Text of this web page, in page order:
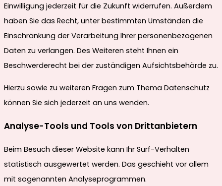
Einwilligung jederzeit für die Zukunft widerrufen. Außerdem
haben Sie das Recht, unter bestimmten Umständen die
Einschränkung der Verarbeitung Ihrer personenbezogenen
Daten zu verlangen. Des Weiteren steht Ihnen ein
Beschwerderecht bei der zuständigen Aufsichtsbehörde zu.
Hierzu sowie zu weiteren Fragen zum Thema Datenschutz
können Sie sich jederzeit an uns wenden.
Analyse-Tools und Tools von Dritt­anbietern
Beim Besuch dieser Website kann Ihr Surf-Verhalten
statistisch ausgewertet werden. Das geschieht vor allem
mit sogenannten Analyseprogrammen.